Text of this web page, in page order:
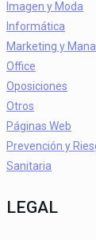
Imagen y Moda
Informática
Marketing y
Office
Oposiciones
Otros
Páginas Web
Prevención y
Sanitaria
LEGAL